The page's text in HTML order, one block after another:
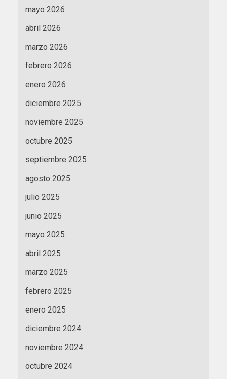
mayo 2026
abril 2026
marzo 2026
febrero 2026
enero 2026
diciembre 2025
noviembre 2025
octubre 2025
septiembre 2025
agosto 2025
julio 2025
junio 2025
mayo 2025
abril 2025
marzo 2025
febrero 2025
enero 2025
diciembre 2024
noviembre 2024
octubre 2024